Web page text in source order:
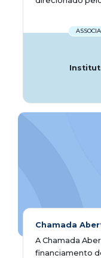
Chamada
A Chamada
financiamento